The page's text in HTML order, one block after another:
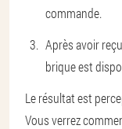
commande.
Après avoir
brique est
Le résultat est
Vous verrez